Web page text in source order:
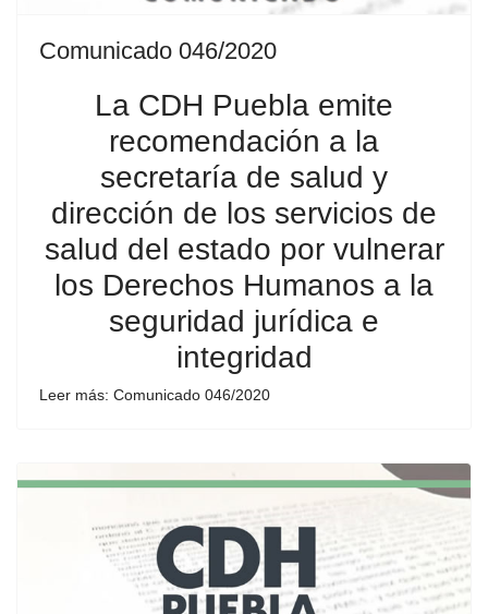
Comunicado 046/2020
La CDH Puebla emite
recomendación a la
secretaría de salud y
dirección de los servicios de
salud del estado por vulnerar
los Derechos Humanos a la
seguridad jurídica e
integridad
Leer más: Comunicado 046/2020